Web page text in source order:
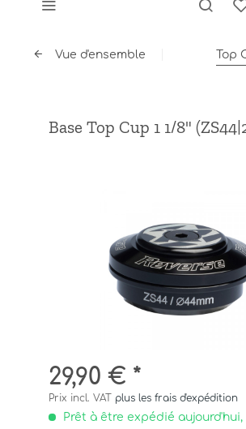
Vue d'ensemble Top
Base Top Cup 1 1/8"
29,90 € *
Prix incl. VAT plus les frais d'expédition
Prêt à être expédié